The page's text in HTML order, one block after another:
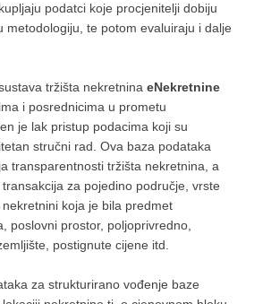
podatci koje procjenitelji dobiju
metodologiju, te potom evaluiraju i dalje
tržišta nekretninaeNekretnine
i posrednicima u prometu
je lak pristup podacima koji su
stručni rad. Ova baza podataka
transparentnosti tržišta nekretnina, a
za pojedino područje, vrste
koja je bila predmet
poslovni prostor, poljoprivredno,
postignute cijene itd.
za strukturirano vođenje baze